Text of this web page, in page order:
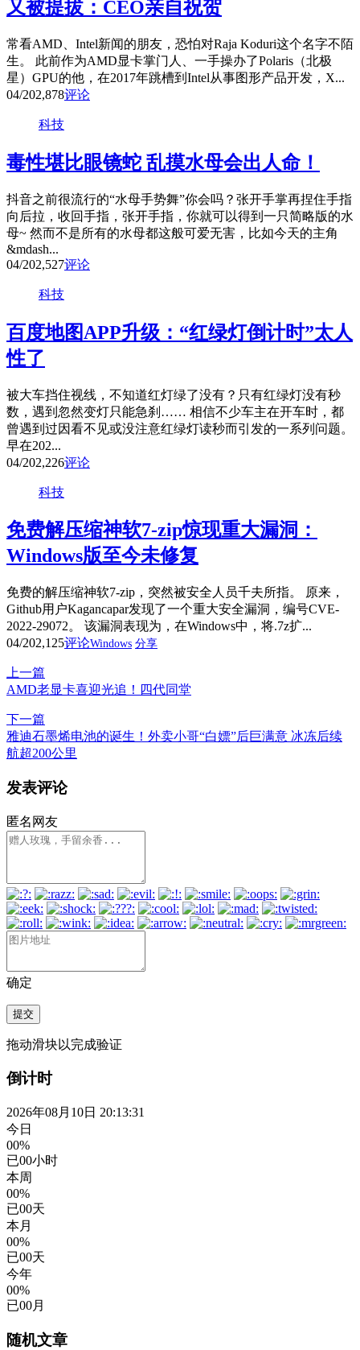
又被提拔：CEO亲自祝贺
常看AMD、Intel新闻的朋友，恐怕对Raja Koduri这个名字不陌
生。 此前作为AMD显卡掌门人、一手操办了Polaris（北极
星）GPU的他，在2017年跳槽到Intel从事图形产品开发，X...
04/202,878评论
科技
毒性堪比眼镜蛇 乱摸水母会出人命！
抖音之前很流行的“水母手势舞”你会吗？张开手掌再捏住手指
向后拉，收回手指，张开手指，你就可以得到一只简略版的水
母~ 然而不是所有的水母都这般可爱无害，比如今天的主角
&mdash...
04/202,527评论
科技
百度地图APP升级：“红绿灯倒计时”太人
性了
被大车挡住视线，不知道红灯绿了没有？只有红绿灯没有秒
数，遇到忽然变灯只能急刹…… 相信不少车主在开车时，都
曾遇到过因看不见或没注意红绿灯读秒而引发的一系列问题。
早在202...
04/202,226评论
科技
免费解压缩神软7-zip惊现重大漏洞：
Windows版至今未修复
免费的解压缩神软7-zip，突然被安全人员千夫所指。 原来，
Github用户Kagancapar发现了一个重大安全漏洞，编号CVE-
2022-29072。 该漏洞表现为，在Windows中，将.7z扩...
04/202,125评论Windows 分享
上一篇
AMD老显卡喜迎光追！四代同堂
下一篇
雅迪石墨烯电池的诞生！外卖小哥“白嫖”后巨满意 冰冻后续
航超200公里
发表评论
匿名网友
确定
提交
拖动滑块以完成验证
倒计时
2026年08月10日 20:13:32
今日
00%
已00小时
本周
00%
已00天
本月
00%
已00天
今年
00%
已00月
随机文章